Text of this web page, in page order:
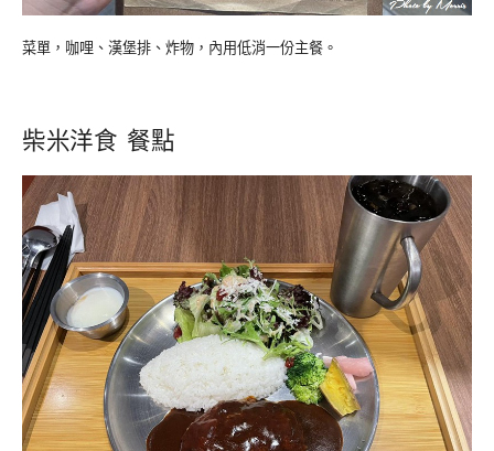
菜單，咖哩、漢堡排、炸物，內用低消一份主餐。
柴米洋食 餐點